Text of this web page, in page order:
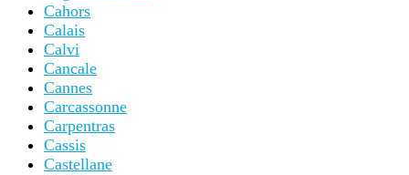
Cahors
Calais
Calvi
Cancale
Cannes
Carcassonne
Carpentras
Cassis
Castellane